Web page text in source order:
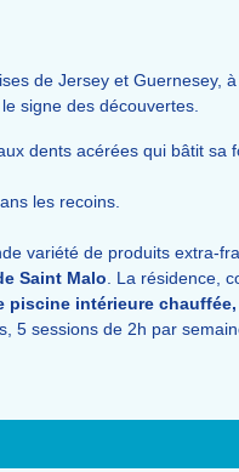
de Jersey et Guernesey,
signe des découvertes.
dents acérées qui bâtit sa
les recoins.
variété de produits extra-
Saint Malo . La résidence,
piscine intérieure
5 sessions de 2h par